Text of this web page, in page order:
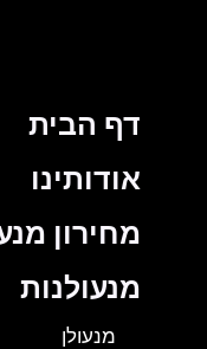
דף הבית
אודותינו
מחירון מנעולן
מנעולנות
מנעולן